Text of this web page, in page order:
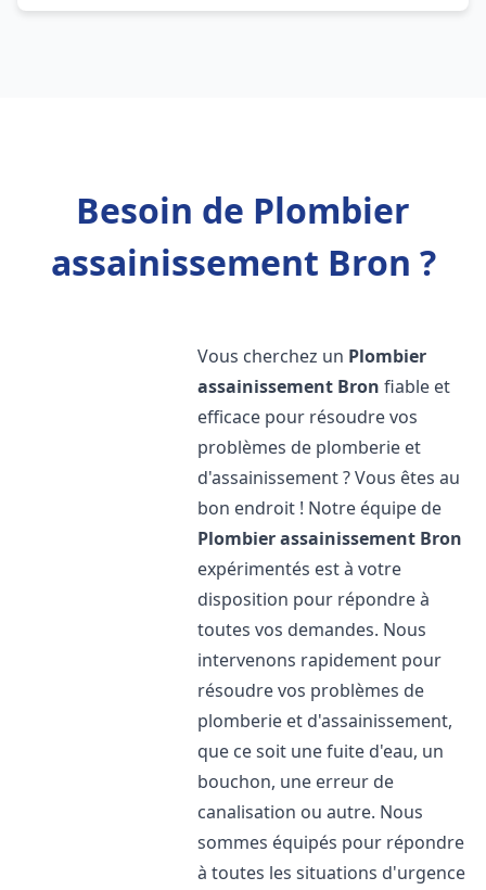
Besoin de Plombier
assainissement Bron ?
Vous cherchez un Plombier
assainissement Bron fiable et
efficace pour résoudre vos
problèmes de plomberie et
d'assainissement ? Vous êtes au
bon endroit ! Notre équipe de
Plombier assainissement Bron
expérimentés est à votre
disposition pour répondre à
toutes vos demandes. Nous
intervenons rapidement pour
résoudre vos problèmes de
plomberie et d'assainissement,
que ce soit une fuite d'eau, un
bouchon, une erreur de
canalisation ou autre. Nous
sommes équipés pour répondre
à toutes les situations d'urgence